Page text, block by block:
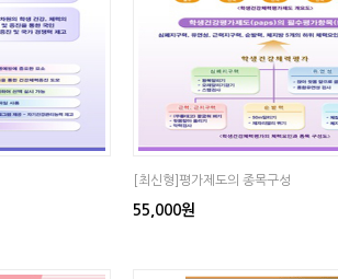
[최신형]평가제도의 종목구성
55,000원